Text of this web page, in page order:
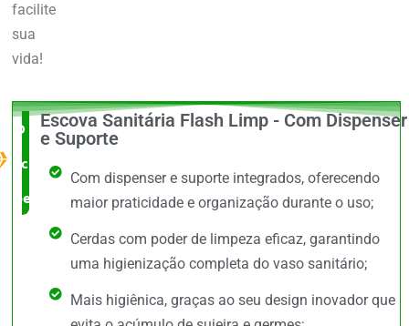
facilite
sua
vida!
O Melhor
custo x
benefício
Escova Sanitária Flash Limp - Com Dispenser
e Suporte
Com dispenser e suporte integrados, oferecendo
maior praticidade e organização durante o uso;
Cerdas com poder de limpeza eficaz, garantindo
uma higienização completa do vaso sanitário;
Mais higiênica, graças ao seu design inovador que